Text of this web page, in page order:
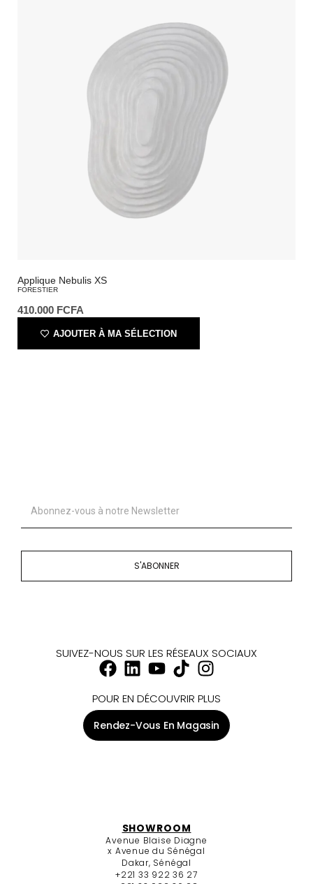
Applique Nebulis XS
FORESTIER
410.000 FCFA
AJOUTER À MA SÉLECTION
S'ABONNER
SUIVEZ-NOUS SUR LES RÉSEAUX SOCIAUX
POUR EN DÉCOUVRIR PLUS
Rendez-Vous En Magasin
SHOWROOM
Avenue Blaise Diagne
x Avenue du Sénégal
Dakar, Sénégal
+221 33 922 36 27